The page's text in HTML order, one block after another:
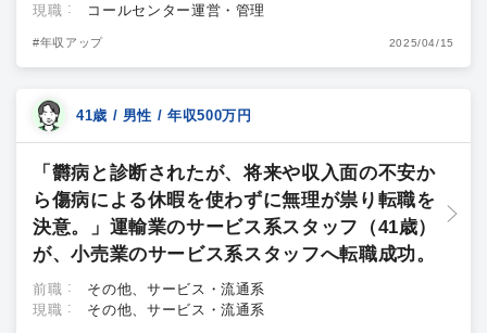
現職
コールセンター運営・管理
#年収アップ 2025/04/15
41歳 / 男性 / 年収500万円
「欝病と診断されたが、将来や収入面の不安か
ら傷病による休暇を使わずに無理が祟り転職を
決意。」運輸業のサービス系スタッフ（41歳）
が、小売業のサービス系スタッフへ転職成功。
前職
その他、サービス・流通系
現職
その他、サービス・流通系